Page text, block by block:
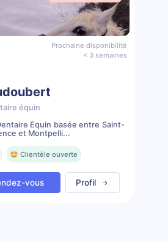
Prochaine disponibilité
< 3 semaines
équin
Équin basée entre Saint-
et Montpelli...
🤩 Clientèle ouverte
vous Profil